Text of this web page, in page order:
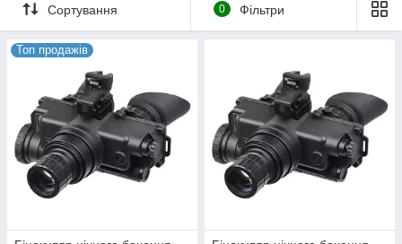
Сортування 0 Фільтри
Топ продажів